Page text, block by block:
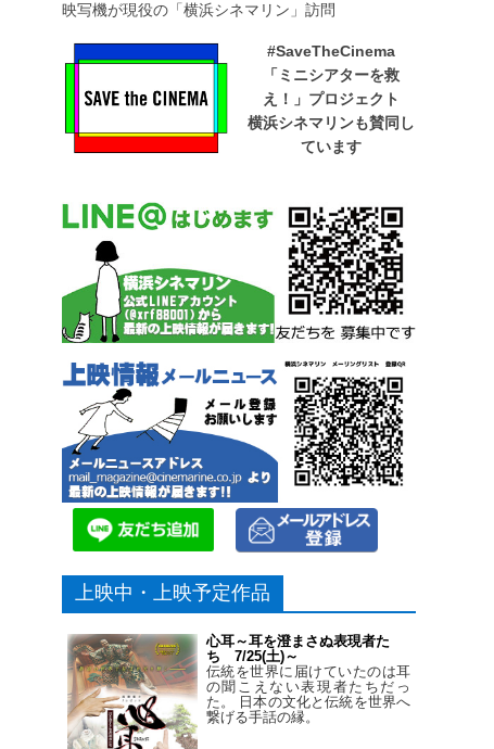
映写機が現役の「横浜シネマリン」訪問
#SaveTheCinema
「ミニシアターを救
え！」プロジェクト
横浜シネマリンも賛同し
ています
上映中・上映予定作品
心耳～耳を澄まさぬ表現者た
ち 7/25(土)～
伝統を世界に届けていたのは耳
の聞こえない表現者たちだっ
た。 日本の文化と伝統を世界へ
繋げる手話の縁。